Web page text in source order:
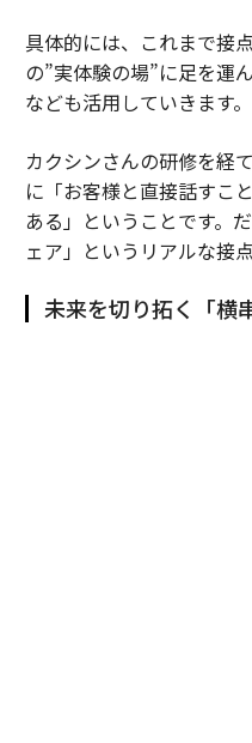
具体的には、これまで接
の”実体験の場”に足を運
なども活用していきます。
カクシンさんの研修を経
に「お客様と直接話すこ
ある」ということです。
ェア」というリアルな接
未来を切り拓く「横